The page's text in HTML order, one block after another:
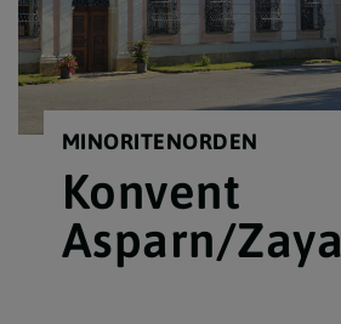
MINORITENORDEN
Konvent
Asparn/Zaya